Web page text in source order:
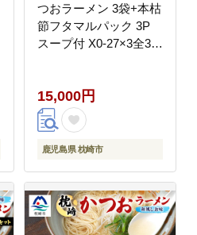
つおラーメン 3袋+本枯
節フタマルパック 3P
スープ付 X0-27×3全3回
15,000円
鹿児島県 枕崎市